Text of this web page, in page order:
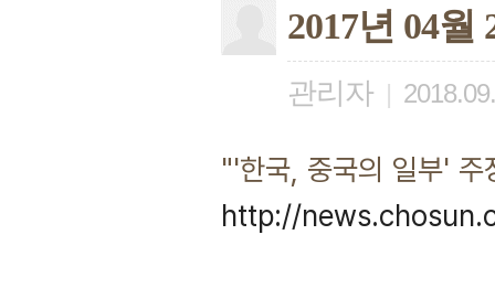
2017년 04
관리자 |
"'한국, 중국의 일부'
http://